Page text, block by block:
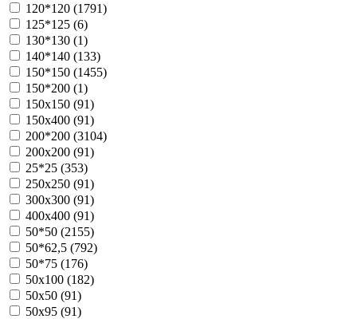
120*120 (1791)
125*125 (6)
130*130 (1)
140*140 (133)
150*150 (1455)
150*200 (1)
150х150 (91)
150х400 (91)
200*200 (3104)
200х200 (91)
25*25 (353)
250х250 (91)
300х300 (91)
400х400 (91)
50*50 (2155)
50*62,5 (792)
50*75 (176)
50х100 (182)
50х50 (91)
50х95 (91)